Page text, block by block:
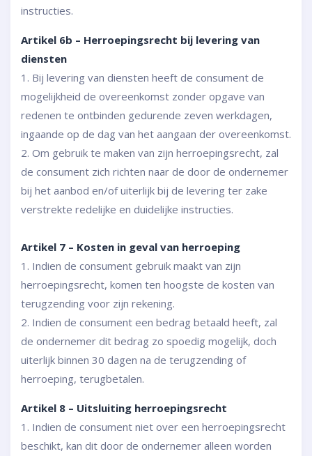
instructies.
Artikel 6b – Herroepingsrecht bij levering van
diensten
1. Bij levering van diensten heeft de consument de
mogelijkheid de overeenkomst zonder opgave van
redenen te ontbinden gedurende zeven werkdagen,
ingaande op de dag van het aangaan der overeenkomst.
2. Om gebruik te maken van zijn herroepingsrecht, zal
de consument zich richten naar de door de ondernemer
bij het aanbod en/of uiterlijk bij de levering ter zake
verstrekte redelijke en duidelijke instructies.
Artikel 7 – Kosten in geval van herroeping
1. Indien de consument gebruik maakt van zijn
herroepingsrecht, komen ten hoogste de kosten van
terugzending voor zijn rekening.
2. Indien de consument een bedrag betaald heeft, zal
de ondernemer dit bedrag zo spoedig mogelijk, doch
uiterlijk binnen 30 dagen na de terugzending of
herroeping, terugbetalen.
Artikel 8 – Uitsluiting herroepingsrecht
1. Indien de consument niet over een herroepingsrecht
beschikt, kan dit door de ondernemer alleen worden